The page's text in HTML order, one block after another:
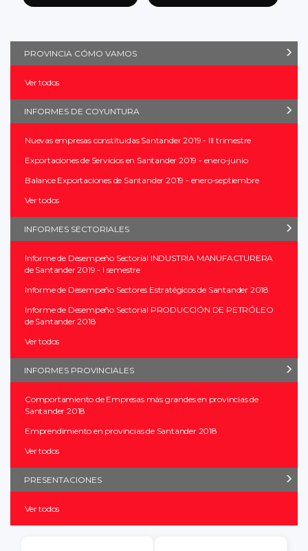
PROVINCIA CÓMO VAMOS
Ver todos
INFORMES DE COYUNTURA
Nuevas empresas constituidas Santander 2019 - III trimestre
Exportaciones de Servicios en Santander 2019 - enero-junio
Balance Exportaciones de Santander 2019 - enero-septiembre
Ver todos
INFORMES SECTORIALES
Informe de Desempeño Sectorial INDUSTRIA MANUFACTURERA
de Santander 2019 - I semestre
Informe de Desempeño Sectores Estratégicos de Santander 2018
Informe de Desempeño Sectorial PRODUCCIÓN DE PETRÓLEO
de Santander 2018
Ver todos
INFORMES PROVINCIALES
Comportamiento de Empresas más grandes en provincias de
Santander 2018
Emprendimiento en provincias de Santander 2018
Ver todos
PRESENTACIONES
Ver todos